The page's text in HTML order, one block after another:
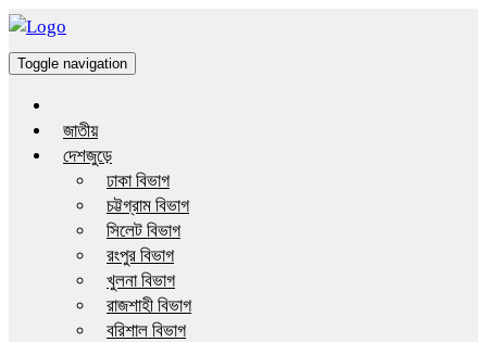
Toggle navigation
জাতীয়
দেশজুড়ে
ঢাকা বিভাগ
চট্টগ্রাম বিভাগ
সিলেট বিভাগ
রংপুর বিভাগ
খুলনা বিভাগ
রাজশাহী বিভাগ
বরিশাল বিভাগ